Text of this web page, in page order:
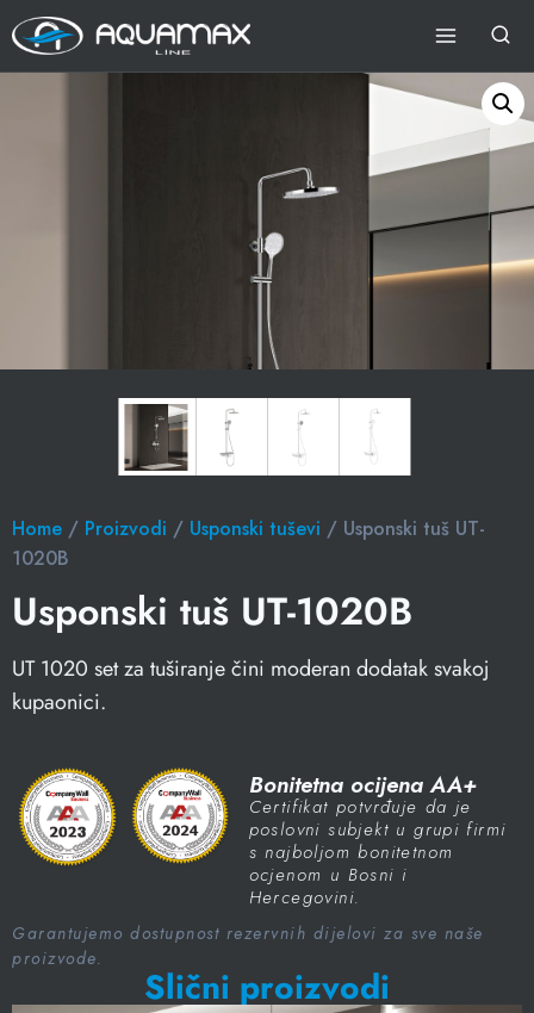
Home / Proizvodi / Usponski tuševi / Usponski tuš UT-
1020B
Usponski tuš UT-1020B
UT 1020 set za tuširanje čini moderan dodatak svakoj
kupaonici.
Bonitetna ocijena AA+
Certifikat potvrđuje da je
poslovni subjekt u grupi firmi
s najboljom bonitetnom
ocjenom u Bosni i
Hercegovini.
Garantujemo dostupnost rezervnih dijelovi za sve naše
proizvode.
Slični proizvodi